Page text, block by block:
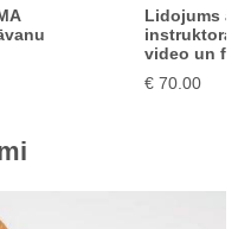
Lidojums
instruktora
video un
€ 70.00